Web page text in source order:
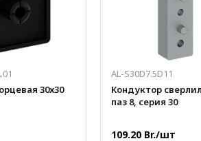
30х30
AL-S30D7.5D11
Кондуктор
паз 8, серия 30
109.20 Br./шт